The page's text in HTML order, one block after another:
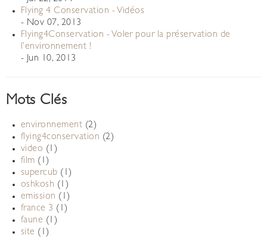
Flying 4 Conservation - Vidéos
- Nov 07, 2013
Flying4Conservation - Voler pour la préservation de
l’environnement !
- Jun 10, 2013
Mots Clés
environnement (2)
flying4conservation (2)
video (1)
film (1)
supercub (1)
oshkosh (1)
emission (1)
france 3 (1)
faune (1)
site (1)